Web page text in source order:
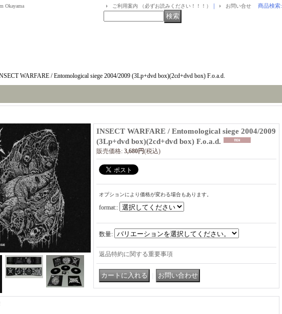
Okayama ご利用案内 （必ずお読みください！！！） ｜ お問い合せ 商品検索:
WARFARE / Entomological siege 2004/2009 (3Lp+dvd box)(2cd+dvd box) F.o.a.d.
INSECT WARFARE / Entomological siege 2004/2009
(3Lp+dvd box)(2cd+dvd box) F.o.a.d.
販売価格: 3,680円(税込)
オプションにより価格が変わる場合もあります。
format::
数量:
返品特約に関する重要事項